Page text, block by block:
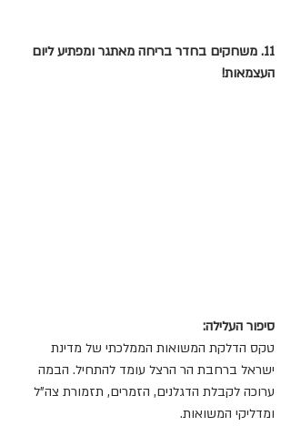
11. משחקים בחדר בריחה מאתגר ומפתיע ליום
העצמאות!
סיפור העלילה:
טקס הדלקת המשואות הממלכתי של מדינת
ישראל ברחבת הר הרצל עומד להתחיל. הבמה
ערוכה לקבלת הדגלנים, הזמרים, תזמורת צה"ל
ומדליקי המשואות.